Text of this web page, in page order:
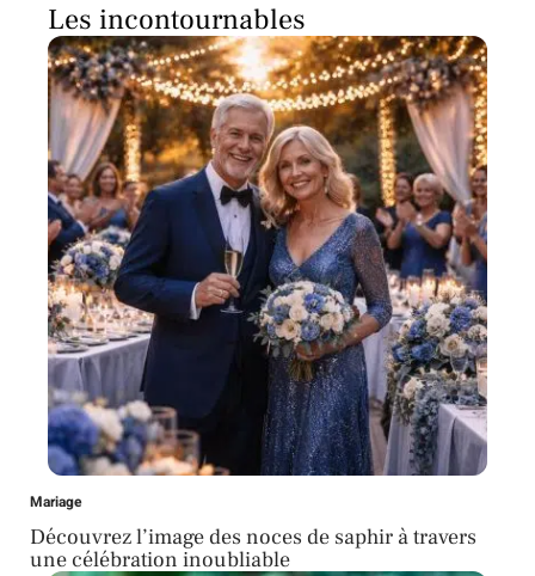
Les incontournables
Mariage
Découvrez l’image des noces de saphir à travers
une célébration inoubliable